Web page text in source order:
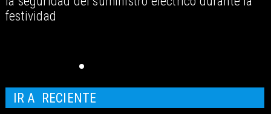
festividad
IR A RECIENTE